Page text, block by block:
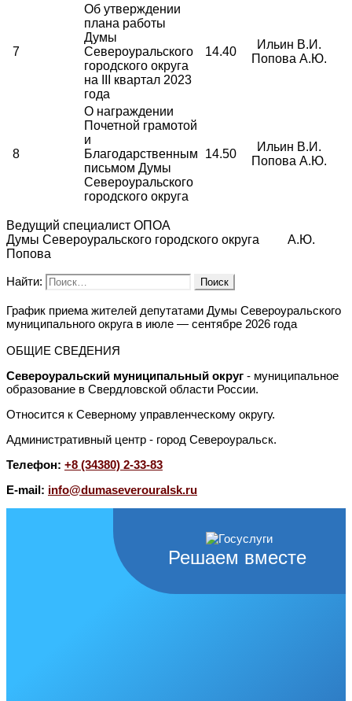
7
Об утверждении
плана работы
Думы
Североуральского
городского округа
на III квартал 2023
года
14.40
Ильин В.И.
Попова А.Ю.
8
О награждении
Почетной грамотой
и
Благодарственным
письмом Думы
Североуральского
городского округа
14.50
Ильин В.И.
Попова А.Ю.
Ведущий специалист ОПОА
Думы Североуральского городского округа А.Ю.
Попова
Найти:
График приема жителей депутатами Думы Североуральского
муниципального округа в июле — сентябре 2026 года
ОБЩИЕ СВЕДЕНИЯ
Североуральский муниципальный округ - муниципальное
образование в Свердловской области России.
Относится к Северному управленческому округу.
Административный центр - город Североуральск.
Телефон: +8 (34380) 2-33-83
E-mail: info@dumaseverouralsk.ru
Решаем вместе